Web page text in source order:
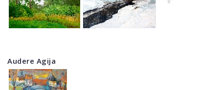
Audere Agija